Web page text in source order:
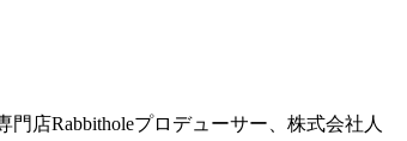
店Rabbitholeプロデューサー、株式会社人